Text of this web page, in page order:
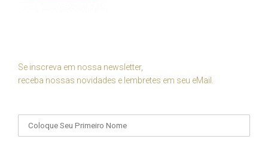
Se inscreva em nossa newsletter,
receba nossas novidades e lembretes em seu eMail.